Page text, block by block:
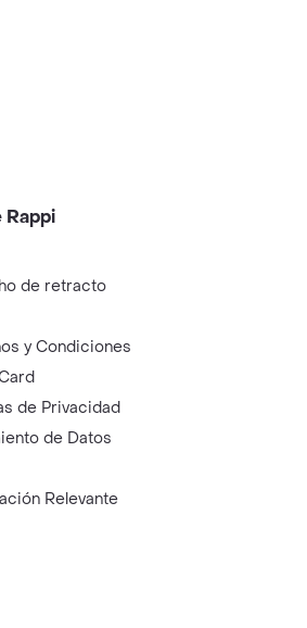
Rappi
de retracto
y Condiciones
de Privacidad
de Datos
Relevante